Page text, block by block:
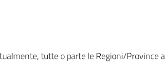
tutte o parte le Regioni/Province